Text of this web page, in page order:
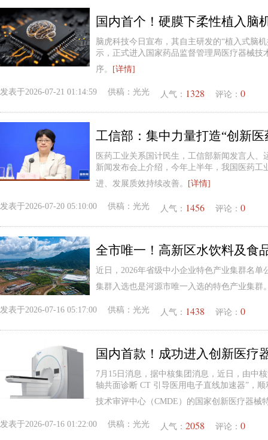
脑虎科技今日宣布，其自主研发的“植入式脑
示，正式进入国家药品监督管理局医疗器械技
序。
[详情]
发表于2026-07-21 01:14:59 供稿： 光光 人气： 1328 评论： 0
医药工业关系国计民生，工信部新闻发言人
新闻发布会上介绍，今年上半年，我国医药
进、发展质效持续改善。
[详情]
发表于2026-07-20 05:10:00 供稿： 光光 人气： 1456 评论： 0
全市唯一！高新区水饮料及食
近日，2026年省级中小企业特色产业集群名
集群入选也是河源市唯一入选的特色产业集群
发表于2026-07-16 05:17:00 供稿： 光光 人气： 1438 评论： 0
国内首款！成功进入创新医疗
7月15日消息，据中核集团消息，近日，由中
轴共面诊断 CT 引导医用电子直线加速器”，
技术审评中心（CMDE）的国家创新医疗器械
发表于2026-07-16 01:22:00 供稿： 光光 人气： 2058 评论： 0